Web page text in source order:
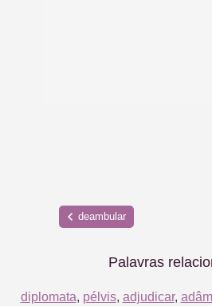
deambular
Palavras
diplomata, pélvis, adjudicar,